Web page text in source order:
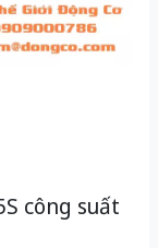
công suất